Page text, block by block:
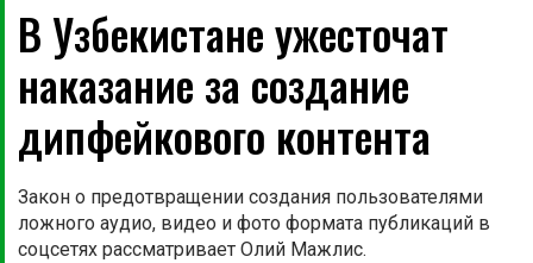
Не сейчас Подписаться
В Узбекистане ужесточат
наказание за создание
дипфейкового контента
Закон о предотвращении создания пользователями
ложного аудио, видео и фото формата публикаций в
соцсетях рассматривает Олий Мажлис.